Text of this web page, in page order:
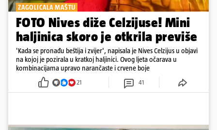
ZAGOLICALA MAŠTU
FOTO Nives diže Celzijuse! Mini
haljinica skoro je otkrila previše
'Kada se pronađu beštija i zvijer', napisala je Nives Celzijus u objavi
na kojoj je pozirala u kratkoj haljinici. Ovog ljeta očarava u
kombinacijama upravo narančaste i crvene boje
21 41